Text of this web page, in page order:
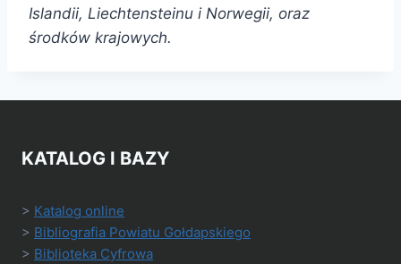
Islandii, Liechtensteinu i Norwegii, oraz
środków krajowych.
KATALOG I BAZY
> Katalog online
> Bibliografia Powiatu Gołdapskiego
> Biblioteka Cyfrowa